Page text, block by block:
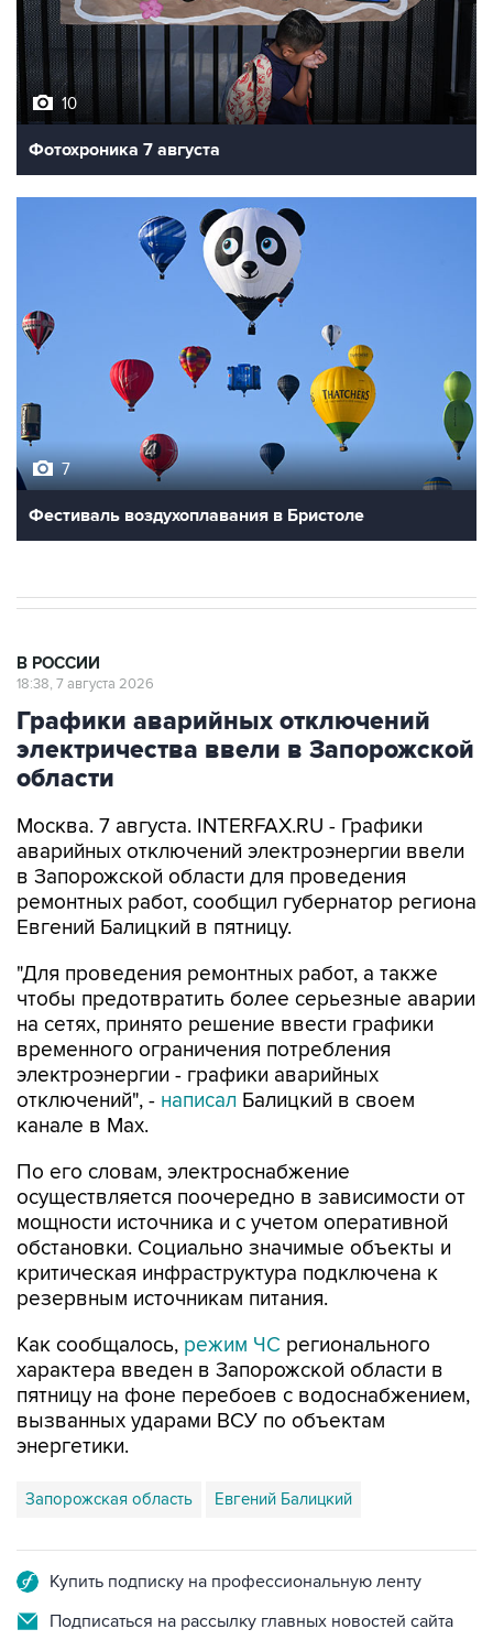
10
Фотохроника 7 августа
Фестиваль воздухоплавания в Бристоле
Графики аварийных отключений
электричества ввели в Запорожской
области
Москва. 7 августа. INTERFAX.RU - Графики
в Запорожской области для проведения
ремонтных работ, сообщил губернатор региона
Евгений Балицкий в пятницу.
"Для проведения ремонтных работ, а также
на сетях, принято решение ввести графики
временного ограничения потребления
электроэнергии - графики аварийных
отключений", -написалБалицкий в своем
канале в Max.
По его словам, электроснабжение
мощности источника и с учетом оперативной
обстановки. Социально значимые объекты и
критическая инфраструктура подключена к
резервным источникам питания.
Как сообщалось,режим ЧСрегионального
пятницу на фоне перебоев с водоснабжением,
вызванных ударами ВСУ по объектам
энергетики.
Запорожская область
Подписаться на рассылку главных новостей сайта
Получать оперативные новости в официальном